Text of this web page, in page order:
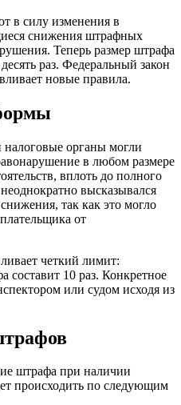
в силу изменения в
снижения штрафных
Теперь размер штрафа
раз. Федеральный закон
новые правила.
налоговые органы могли
в любом размере
вплоть до полного
высказывался
так как это могло
от
четкий лимит:
составит 10 раз. Конкретное
или судом исходя из
штрафа при наличии
происходить по следующим